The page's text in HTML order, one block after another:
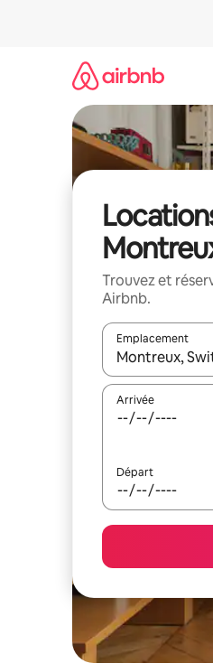
Trouvez et
Airbnb.
Emplacement
Quand les
Arrivée
Départ